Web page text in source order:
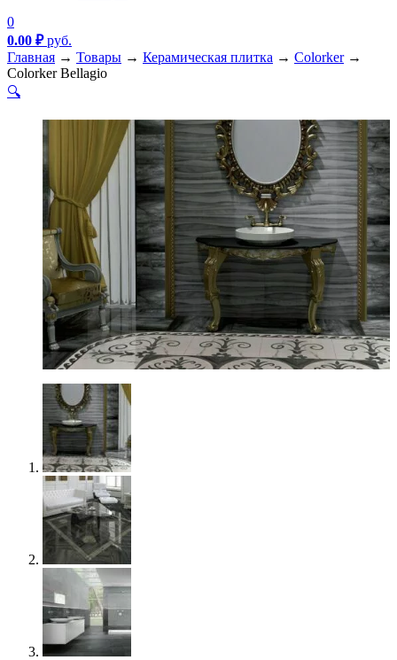
0
0.00 ₽руб.
Главная → Товары → Керамическая плитка → Colorker→
Colorker Bellagio
🔍